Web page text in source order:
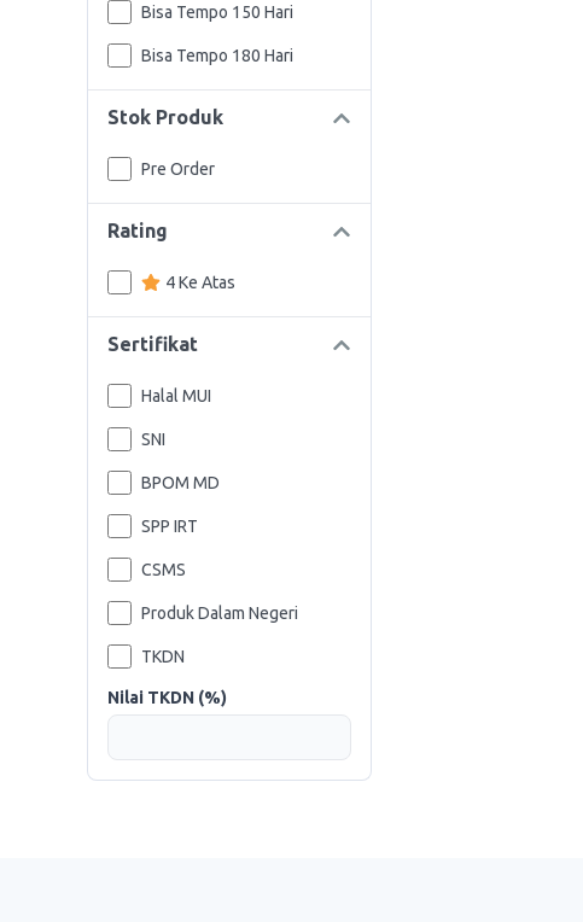
Bisa Tempo 150 Hari
Bisa Tempo 180 Hari
Stok Produk
Pre Order
Rating
4 Ke Atas
Sertifikat
Halal MUI
SNI
BPOM MD
SPP IRT
CSMS
Produk Dalam Negeri
TKDN
Nilai TKDN (%)